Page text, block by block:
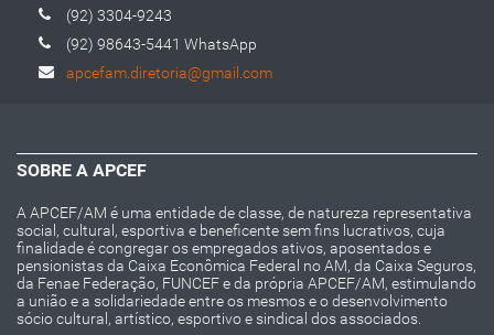
(92) 3304-9243
(92) 98643-5441 WhatsApp
apcefam.diretoria@gmail.com
SOBRE A APCEF
A APCEF/AM é uma entidade de classe, de natureza representativa
social, cultural, esportiva e beneficente sem fins lucrativos, cuja
finalidade é congregar os empregados ativos, aposentados e
pensionistas da Caixa Econômica Federal no AM, da Caixa Seguros,
da Fenae Federação, FUNCEF e da própria APCEF/AM, estimulando
a união e a solidariedade entre os mesmos e o desenvolvimento
sócio cultural, artístico, esportivo e sindical dos associados.